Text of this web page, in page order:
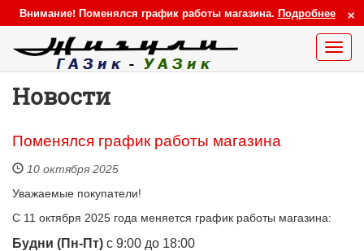
×
Внимание! Поменялся график работы магазина. Подробнее
Меню
Новости
Поменялся график работы магазина
10 октября 2025
Уважаемые покупатели!
С 11 октября 2025 года меняется график работы магазина:
Будни (Пн-Пт) c 9:00 до 18:00